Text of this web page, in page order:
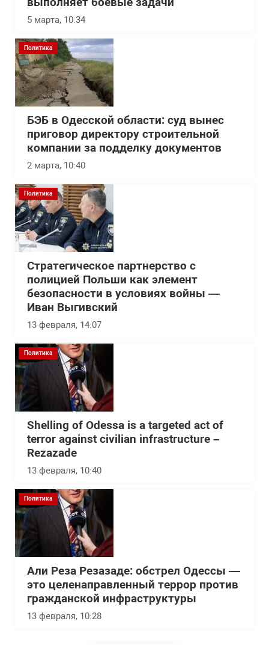
5 марта, 10:34
Политика
БЭБ в Одесской области: суд вынес
приговор директору строительной
компании за подделку документов
2 марта, 10:40
Политика
Стратегическое партнерство с
полицией Польши как элемент
безопасности в условиях войны —
Иван Выгивский
13 февраля, 14:07
Политика
Shelling of Odessa is a targeted act of
terror against civilian infrastructure –
Rezazade
13 февраля, 10:40
Политика
Али Реза Резазаде: обстрел Одессы —
это целенаправленный террор против
гражданской инфраструктуры
13 февраля, 10:28